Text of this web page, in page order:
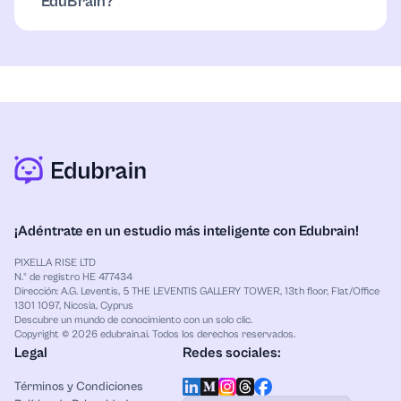
opción ofrece resultados profesionales con
Detector de IA protege tu trabajo. Todo fluye de
forma simple y eficiente.
¡Adéntrate en un estudio más inteligente con Edubrain!
PIXELLA RISE LTD
N.º de registro HE 477434
Dirección: A.G. Leventis, 5 THE LEVENTIS GALLERY TOWER, 13th floor, Flat/Office
1301 1097, Nicosia, Cyprus
Descubre un mundo de conocimiento con un solo clic.
Copyright © 2026 edubrain.ai. Todos los derechos reservados.
Legal
Términos y Condiciones
Redes sociales: